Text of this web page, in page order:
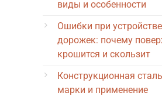
виды и особенности
Ошибки при
дорожек: почему
крошится и скользит
Конструкционная
марки и применение